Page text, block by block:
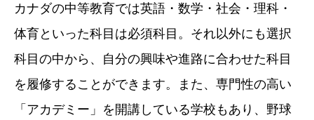
カナダの中等教育では英語・数学・社会・理科・
体育といった科目は必須科目。それ以外にも選択
科目の中から、自分の興味や進路に合わせた科目
を履修することができます。また、専門性の高い
「アカデミー」を開講している学校もあり、野球